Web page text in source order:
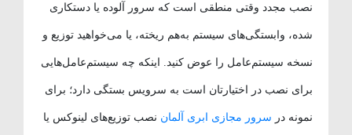
نصب مجدد وقتی منطقی است که سرور آلوده یا دستکاری
شده، وابستگی‌های سیستم به‌هم ریخته، یا می‌خواهید توزیع و
نسخه سیستم‌عامل را عوض کنید. اینکه چه سیستم‌عامل‌هایی
برای نصب در اختیارتان است به سرویس بستگی دارد؛ برای
نمونه درسرور مجازی ابری آلماننصب توزیع‌های لینوکس یا